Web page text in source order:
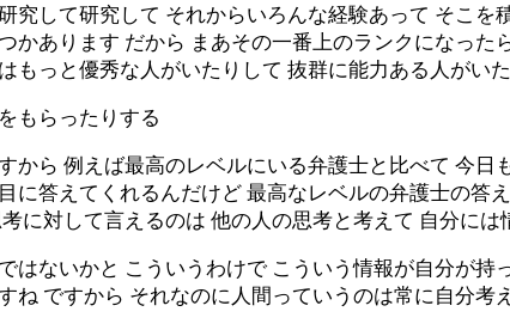
究して研究して それからいろんな経験あって そこ
かあります だから まあその一番上のランクになっ
もっと優秀な人がいたりして 抜群に能力ある人がい
もらったりする
から 例えば最高のレベルにいる弁護士と比べて 今
に答えてくれるんだけど 最高なレベルの弁護士の
に対して言えるのは 他の人の思考と考えて 自分に
はないかと こういうわけで こういう情報が自分が
ね ですから それなのに人間っていうのは常に自分考